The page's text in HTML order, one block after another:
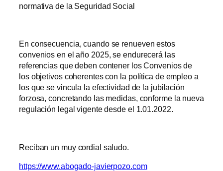
normativa de la Seguridad Social
En consecuencia, cuando se renueven estos
convenios en el año 2025, se endurecerá las
referencias que deben contener los Convenios de
los objetivos coherentes con la política de empleo a
los que se vincula la efectividad de la jubilación
forzosa, concretando las medidas, conforme la nueva
regulación legal vigente desde el 1.01.2022.
Reciban un muy cordial saludo.
https://www.abogado-javierpozo.com